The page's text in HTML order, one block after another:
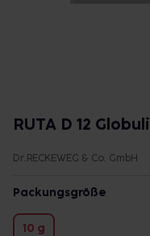
RUTA D 12 Globuli
Dr.RECKEWEG & Co. GmbH
Packungsgröße
10 g